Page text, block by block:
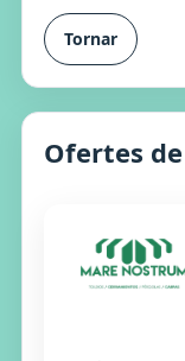
Tornar
Ofertes